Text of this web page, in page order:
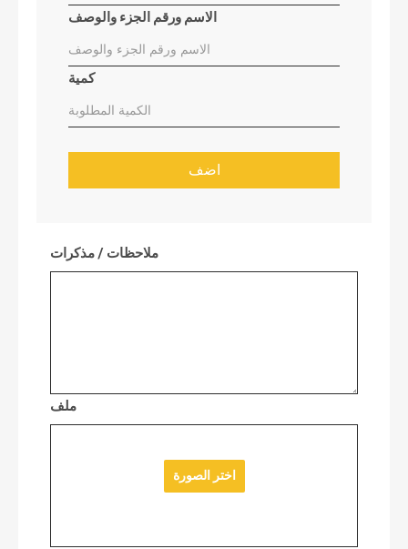
الاسم ورقم الجزء والوصف
كمية
اضف
ملاحظات / مذكرات
ملف
اختر الصورة